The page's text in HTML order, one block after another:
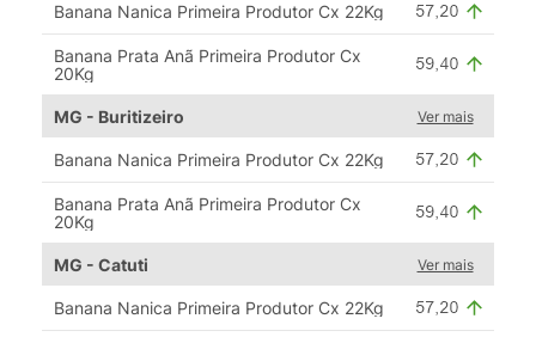
Banana Nanica Primeira Produtor Cx 22Kg
Banana Prata Anã Primeira Produtor Cx
20Kg
MG - Buritizeiro Ver mais
Banana Nanica Primeira Produtor Cx 22Kg
Banana Prata Anã Primeira Produtor Cx
20Kg
MG - Catuti Ver mais
Banana Nanica Primeira Produtor Cx 22Kg